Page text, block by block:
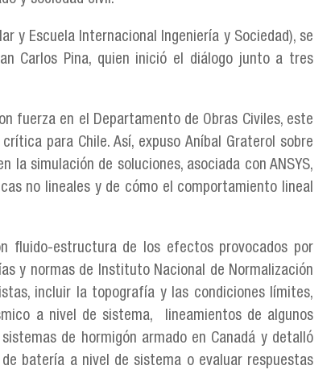
y Escuela Internacional Ingeniería y Sociedad), se
Carlos Pina, quien inició el diálogo junto a tres
fuerza en el Departamento de Obras Civiles, este
para Chile. Así, expuso Aníbal Graterol sobre
la simulación de soluciones, asociada con ANSYS,
no lineales y de cómo el comportamiento lineal
fluido-estructura de los efectos provocados por
y normas de Instituto Nacional de Normalización
incluir la topografía y las condiciones límites,
a nivel de sistema, lineamientos de algunos
de hormigón armado en Canadá y detalló
batería a nivel de sistema o evaluar respuestas